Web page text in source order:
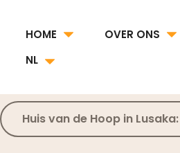
HOME OVER ONS
NL
Huis van de Hoop in